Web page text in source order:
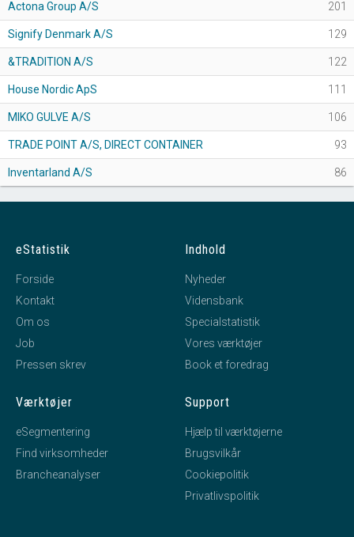
Actona Group A/S 201
Signify Denmark A/S 129
&TRADITION A/S 122
House Nordic ApS 111
MIKO GULVE A/S 106
TRADE POINT A/S, DIRECT CONTAINER 93
Inventarland A/S 86
eStatistik
Forside
Kontakt
Om os
Job
Pressen skrev
Indhold
Nyheder
Vidensbank
Specialstatistik
Vores værktøjer
Book et foredrag
Værktøjer
eSegmentering
Find virksomheder
Brancheanalyser
Support
Hjælp til værktøjerne
Brugsvilkår
Cookiepolitik
Privatlivspolitik